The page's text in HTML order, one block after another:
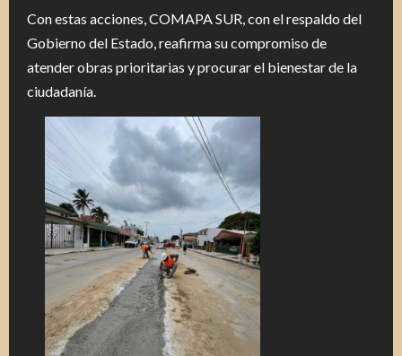
Con estas acciones, COMAPA SUR, con el respaldo del
Gobierno del Estado, reafirma su compromiso de
atender obras prioritarias y procurar el bienestar de la
ciudadanía.